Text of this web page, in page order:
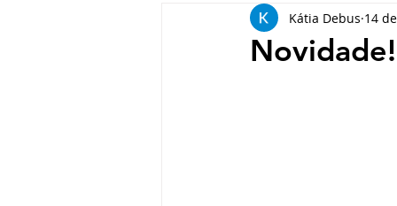
Concertos Capitólio
Kátia Debus 14